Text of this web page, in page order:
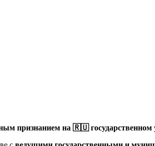
признанием на 🇷🇺 государственном